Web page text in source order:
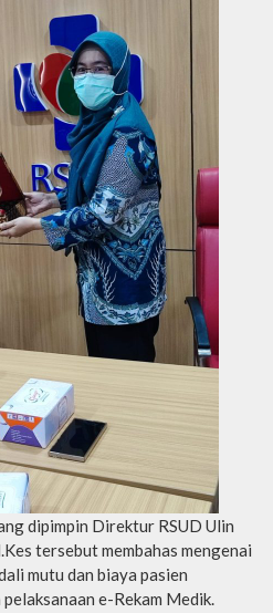
dipimpin Direktur RSUD Ulin
tersebut membahas mengenai
mutu dan biaya pasien
e-Rekam Medik.